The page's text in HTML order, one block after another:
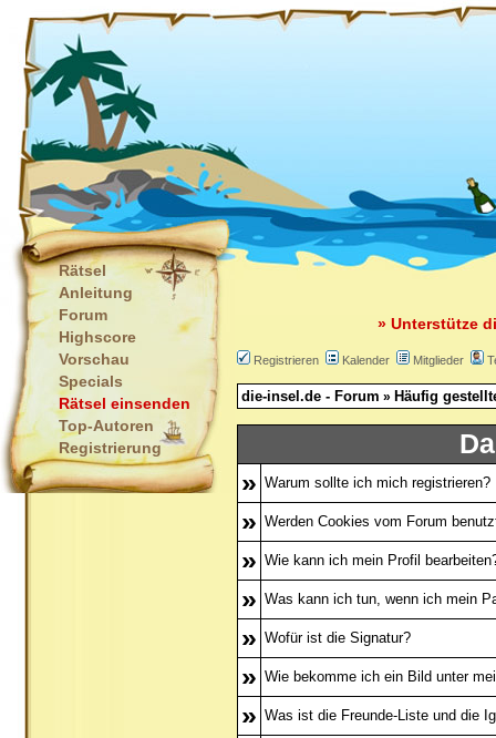
Rätsel
Anleitung
Forum
Highscore
Vorschau
Specials
Rätsel einsenden
Top-Autoren
Registrierung
» Unterstütze
Registrieren Kalender Mitglieder
die-insel.de - Forum » Häufig
» Warum sollte ich mich registrieren?
» Werden Cookies vom Forum
» Wie kann ich mein Profil
» Was kann ich tun, wenn ich mein
» Wofür ist die Signatur?
» Wie bekomme ich ein Bild unter
» Was ist die Freunde-Liste und die